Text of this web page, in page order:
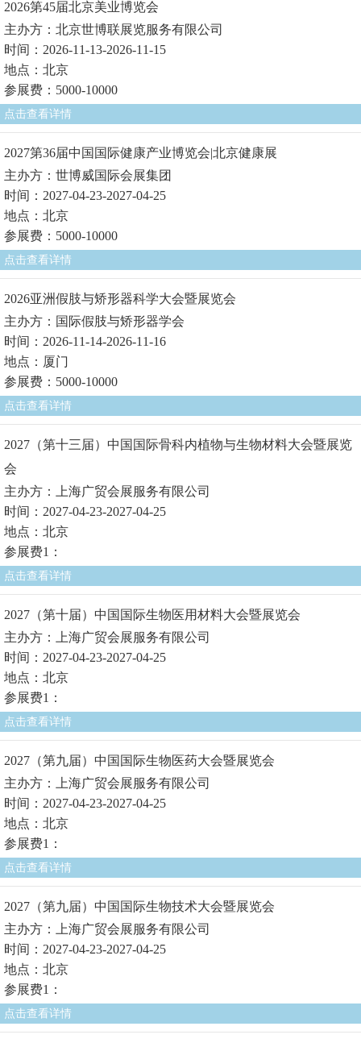
2026第45届北京美业博览会
主办方：北京世博联展览服务有限公司
时间：2026-11-13-2026-11-15
地点：北京
参展费：5000-10000
点击查看详情
2027第36届中国国际健康产业博览会|北京健康展
主办方：世博威国际会展集团
时间：2027-04-23-2027-04-25
地点：北京
参展费：5000-10000
点击查看详情
2026亚洲假肢与矫形器科学大会暨展览会
主办方：国际假肢与矫形器学会
时间：2026-11-14-2026-11-16
地点：厦门
参展费：5000-10000
点击查看详情
2027（第十三届）中国国际骨科内植物与生物材料大会暨展览
会
主办方：上海广贸会展服务有限公司
时间：2027-04-23-2027-04-25
地点：北京
参展费1：
点击查看详情
2027（第十届）中国国际生物医用材料大会暨展览会
主办方：上海广贸会展服务有限公司
时间：2027-04-23-2027-04-25
地点：北京
参展费1：
点击查看详情
2027（第九届）中国国际生物医药大会暨展览会
主办方：上海广贸会展服务有限公司
时间：2027-04-23-2027-04-25
地点：北京
参展费1：
点击查看详情
2027（第九届）中国国际生物技术大会暨展览会
主办方：上海广贸会展服务有限公司
时间：2027-04-23-2027-04-25
地点：北京
参展费1：
点击查看详情